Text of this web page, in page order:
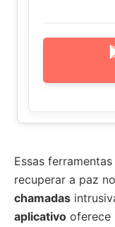
Essas
recuperar a paz
chamadas
aplicativo oferece